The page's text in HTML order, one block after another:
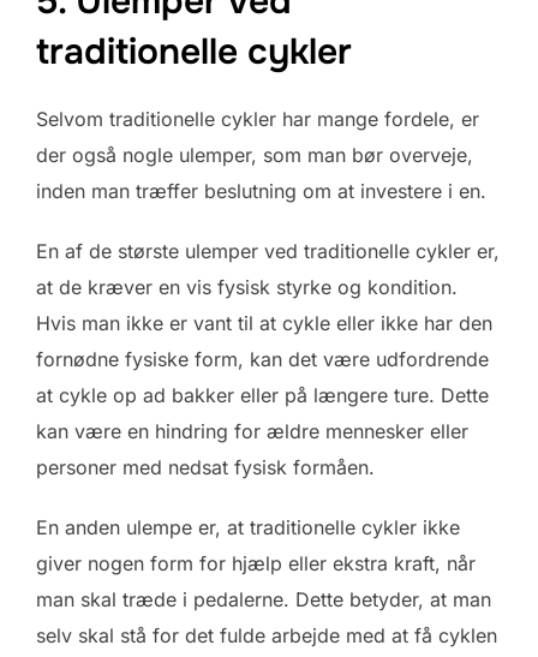
traditionelle cykler
Selvom traditionelle cykler har mange fordele, er
der også nogle ulemper, som man bør overveje,
inden man træffer beslutning om at investere i en.
En af de største ulemper ved traditionelle cykler er,
at de kræver en vis fysisk styrke og kondition.
Hvis man ikke er vant til at cykle eller ikke har den
fornødne fysiske form, kan det være udfordrende
at cykle op ad bakker eller på længere ture. Dette
kan være en hindring for ældre mennesker eller
personer med nedsat fysisk formåen.
En anden ulempe er, at traditionelle cykler ikke
giver nogen form for hjælp eller ekstra kraft, når
man skal træde i pedalerne. Dette betyder, at man
selv skal stå for det fulde arbejde med at få cyklen